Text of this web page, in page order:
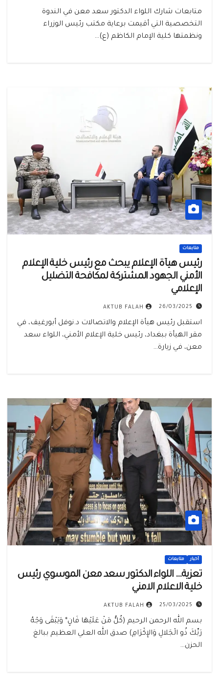
متابعات شارك اللواء الدكتور سعد معن في الندوة
التخصصية التي أقيمت برعاية مكتب رئيس الوزراء
ونظمتها كلية الإمام الكاظم (ع)…
متابعات
رئيس هيأة الإعلام يبحث مع رئيس خلية الإعلام
الأمني الجهود المشتركة لمكافحة التضليل
الإعلامي
26/03/2025
AKTUB FALAH
استقبل رئيس هيأة الإعلام والاتصالات د.نوفل أبورغيف، في
مقر الهيأة ببغداد، رئيس خلية الإعلام الأمني، اللواء سعد
معن، في زيارة…
أخبار متابعات
تعزية… اللواء الدكتور سعد معن الموسوي رئيس
خلية الاعلام الامني
25/03/2025
AKTUB FALAH
بسم الله الرحمن الرحيم (كُلُّ مَنْ عَلَيْهَا فَانٍ* وَيَبْقَى وَجْهُ
رَبِّكَ ذُو الْجَلالِ وَالإِكْرَامِ) صدق الله العلي العظيم ببالغ
الحزن…